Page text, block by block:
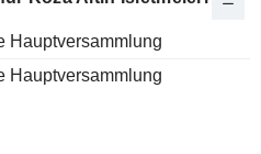
Hauptversammlung
Hauptversammlung